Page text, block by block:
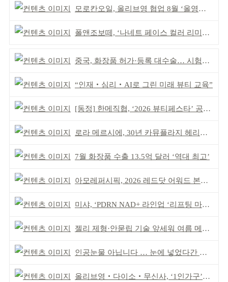
모로칸오일, 올리브영 협업 8월 ‘올영픽’ 선정
폴앤조보떼, ‘나네트 페이스 컬러 리미티드’ 출시
중국, 화장품 허가·등록 대수술… 시험자료 공용 허용
“인재‧심리‧AI로 그린 미래 뷰티 교육”
[동정] 한메직협, ‘2026 뷰티페스타’ 공동 주최
로라 메르시에, 30년 카뮤플라지 헤리티지 담아
7월 화장품 수출 13.5억 달러 ‘역대 최고’
아모레퍼시픽, 2026 레드닷 어워드 본상 2개 수상
미샤, ‘PDRN NAD+ 라인업 ‘리프팅 마스크’ 출시
젤리 제형·안묻립 기술 앞세워 여름 메이크업 시장 공략
인공눈물 아닙니다 … 눈에 넣었다간 각막 손상
올리브영‧다이소‧무신사, ‘1인가구’가 이끈다